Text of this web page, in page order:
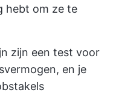
hebt om ze te
zijn een test voor
en je